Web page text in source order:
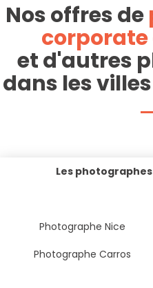
Nos offres de
corporate
et d'autres
dans les
Les
Photographe Nice
Photographe Carros